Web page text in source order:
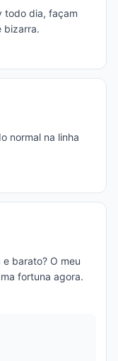
todo dia, façam
bizarra.
normal na linha
barato? O meu
fortuna agora.